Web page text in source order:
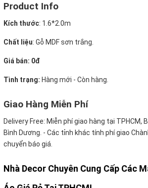
Product Info
Kích thước: 1.6*2.0m
Chất liệu: Gỗ MDF sơn trắng.
Giá bán: 0đ
Tình trạng: Hàng mới - Còn hàng.
Giao Hàng Miễn Phí
Delivery Free: Miễn phí giao hàng tại TPHCM,
Bình Dương. - Các tỉnh khác tính phí giao
chuyển báo giá.
Nhà Decor Chuyên Cung Cấp Các